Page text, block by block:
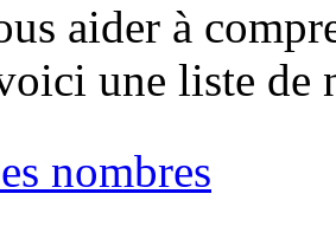
aider à
une liste de
nombres